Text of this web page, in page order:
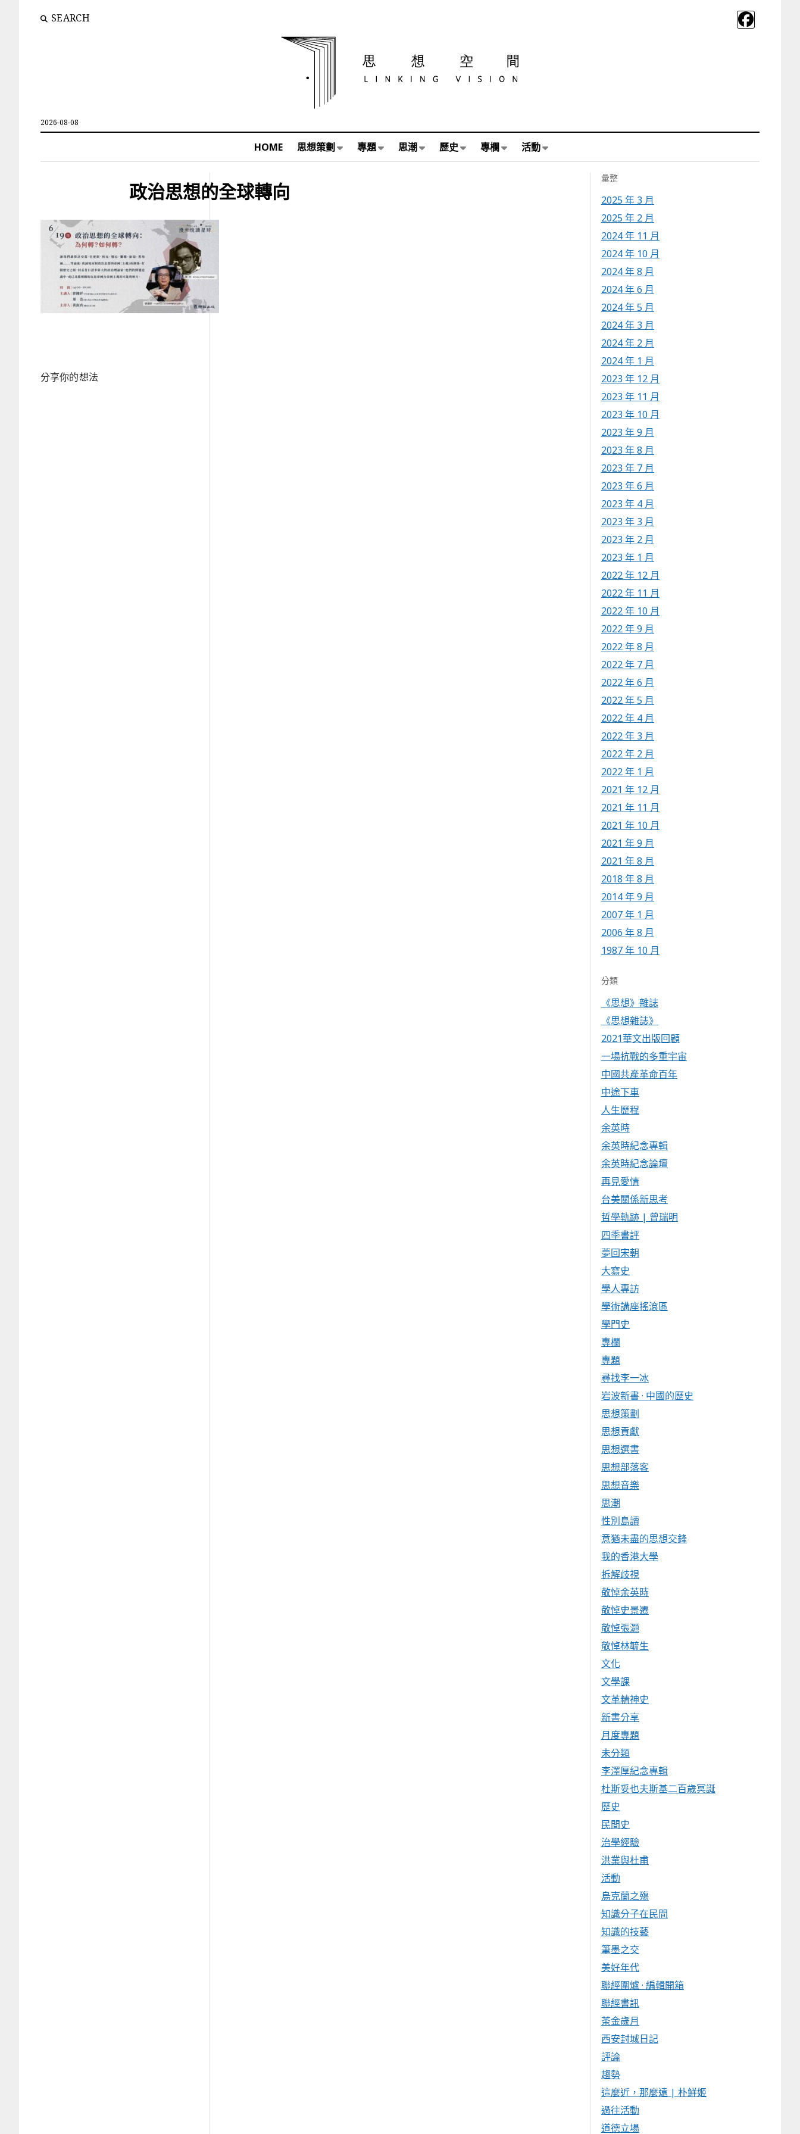
SEARCH
2026-08-08
HOME 思想策劃 專題 思潮 歷史 專欄 活動
政治思想的全球轉向
分享你的想法
彙整
2025 年 3 月
2025 年 2 月
2024 年 11 月
2024 年 10 月
2024 年 8 月
2024 年 6 月
2024 年 5 月
2024 年 3 月
2024 年 2 月
2024 年 1 月
2023 年 12 月
2023 年 11 月
2023 年 10 月
2023 年 9 月
2023 年 8 月
2023 年 7 月
2023 年 6 月
2023 年 4 月
2023 年 3 月
2023 年 2 月
2023 年 1 月
2022 年 12 月
2022 年 11 月
2022 年 10 月
2022 年 9 月
2022 年 8 月
2022 年 7 月
2022 年 6 月
2022 年 5 月
2022 年 4 月
2022 年 3 月
2022 年 2 月
2022 年 1 月
2021 年 12 月
2021 年 11 月
2021 年 10 月
2021 年 9 月
2021 年 8 月
2018 年 8 月
2014 年 9 月
2007 年 1 月
2006 年 8 月
1987 年 10 月
分類
《思想》雜誌
《思想雜誌》
2021華文出版回顧
一場抗戰的多重宇宙
中國共產革命百年
中途下車
人生歷程
余英時
余英時紀念專輯
余英時紀念論壇
再見愛情
台美關係新思考
哲學軌跡 | 曾瑞明
四季書評
夢回宋朝
大寫史
學人專訪
學術講座搖滾區
學門史
專欄
專題
尋找李一冰
岩波新書 · 中國的歷史
思想策劃
思想貢獻
思想選書
思想部落客
思想音樂
思潮
性別島讀
意猶未盡的思想交鋒
我的香港大學
拆解歧視
敬悼余英時
敬悼史景遷
敬悼張灝
敬悼林毓生
文化
文學課
文革精神史
新書分享
月度專題
未分類
李澤厚紀念專輯
杜斯妥也夫斯基二百歲冥誕
歷史
民間史
治學經驗
洪業與杜甫
活動
烏克蘭之殤
知識分子在民間
知識的技藝
筆墨之交
美好年代
聯經圍爐 · 編輯開箱
聯經書訊
茶金歲月
西安封城日記
評論
趨勢
這麼近，那麼遠 | 朴鮮姬
過往活動
道德立場